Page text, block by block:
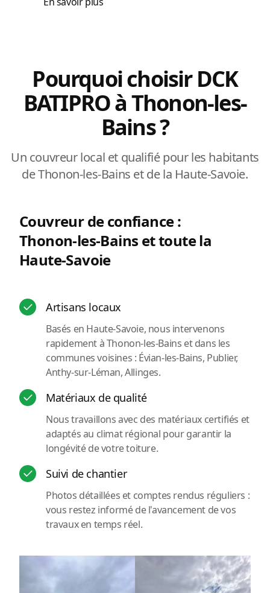
Pourquoi choisir DCK
BATIPRO à Thonon-les-
Bains ?
Un couvreur local et qualifié pour les habitants
de Thonon-les-Bains et de la Haute-Savoie.
Couvreur de confiance :
Thonon-les-Bains et toute la
Haute-Savoie
Artisans locaux
Basés en Haute-Savoie, nous intervenons
rapidement à Thonon-les-Bains et dans les
communes voisines : Évian-les-Bains, Publier,
Anthy-sur-Léman, Allinges.
Matériaux de qualité
Nous travaillons avec des matériaux certifiés et
adaptés au climat régional pour garantir la
longévité de votre toiture.
Suivi de chantier
Photos détaillées et comptes rendus réguliers :
vous restez informé de l'avancement de vos
travaux en temps réel.